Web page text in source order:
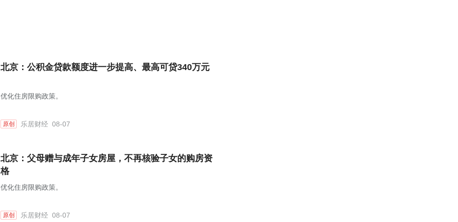
北京：公积金贷款额度进一步提高、最高可贷340万元
优化住房限购政策。
原创 乐居财经 08-07
北京：父母赠与成年子女房屋，不再核验子女的购房资
格
优化住房限购政策。
原创 乐居财经 08-07